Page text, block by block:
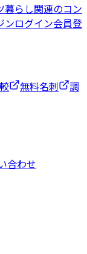
暮らし関連のコン
ンログイン会員登
無料名刺
調
合わせ